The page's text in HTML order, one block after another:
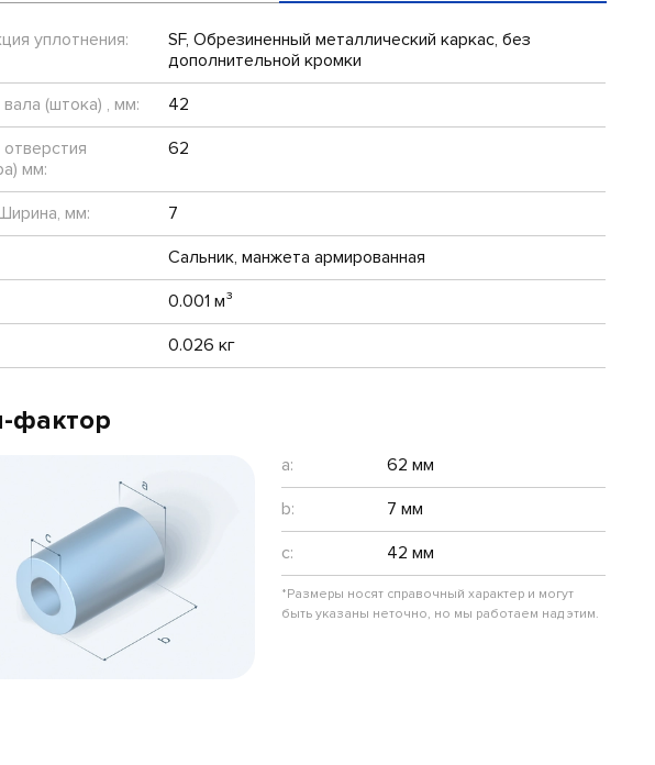
уплотнения:
SF, Обрезиненный металлический каркас, без
дополнительной кромки
(штока) , мм:
42
мм:
62
мм:
7
Сальник, манжета армированная
0.001 м³
0.026 кг
фактор
a:
62 мм
b:
7 мм
c:
42 мм
*Размеры носят справочный характер и могут
быть указаны неточно, но мы работаем над этим.